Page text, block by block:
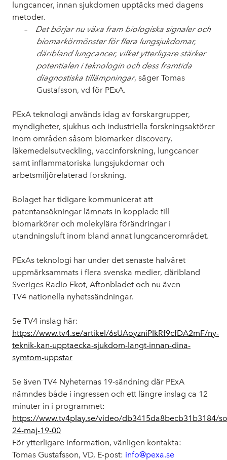
lungcancer, innan sjukdomen upptäcks med dagens
metoder.
–
Det börjar nu växa fram biologiska signaler och
biomarkörmönster för flera lungsjukdomar,
däribland lungcancer, vilket ytterligare stärker
potentialen i teknologin och dess framtida
diagnostiska tillämpningar, säger Tomas
Gustafsson, vd för PExA.
PExA teknologi används idag av forskargrupper,
myndigheter, sjukhus och industriella forskningsaktörer
inom områden såsom biomarker discovery,
läkemedelsutveckling, vaccinforskning, lungcancer
samt inflammatoriska lungsjukdomar och
arbetsmiljörelaterad forskning.
Bolaget har tidigare kommunicerat att
patentansökningar lämnats in kopplade till
biomarkörer och molekylära förändringar i
utandningsluft inom bland annat lungcancerområdet.
PExAs teknologi har under det senaste halvåret
uppmärksammats i flera svenska medier, däribland
Sveriges Radio Ekot, Aftonbladet och nu även
TV4 nationella nyhetssändningar.
Se TV4 inslag här:
https://www.tv4.se/artikel/6sUAoyzniPIkRf9cfDA2mF/ny-
teknik-kan-upptaecka-sjukdom-langt-innan-dina-
symtom-uppstar
Se även TV4 Nyheternas 19-sändning där PExA
nämndes både i ingressen och ett längre inslag ca 12
minuter in i programmet:
https://www.tv4play.se/video/db3415da8becb31b3184/
24-maj-19-00
För ytterligare information, vänligen kontakta:
Tomas Gustafsson, VD, E-post: info@pexa.se